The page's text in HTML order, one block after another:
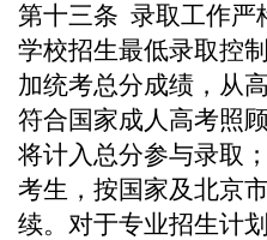
第十三条 录取工作严
学校招生最低录取控
加统考总分成绩，从
符合国家成人高考照
将计入总分参与录取
考生，按国家及北京
续。对于专业招生计